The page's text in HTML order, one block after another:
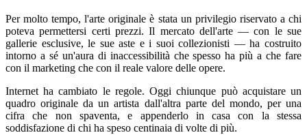
Per molto tempo, l'arte originale è stata un privilegio riservato a chi
poteva permettersi certi prezzi. Il mercato dell'arte — con le sue
gallerie esclusive, le sue aste e i suoi collezionisti — ha costruito
intorno a sé un'aura di inaccessibilità che spesso ha più a che fare
con il marketing che con il reale valore delle opere.
Internet ha cambiato le regole. Oggi chiunque può acquistare un
quadro originale da un artista dall'altra parte del mondo, per una
cifra che non spaventa, e appenderlo in casa con la stessa
soddisfazione di chi ha speso centinaia di volte di più.